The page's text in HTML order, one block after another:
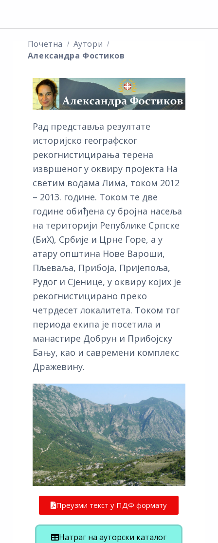
Почетна
Аутори
Александра Фостиков
Рад представља резултате
историјско географског
рекогнистицирања терена
извршеног у оквиру пројекта На
светим водама Лима, током 2012
– 2013. године. Током те две
године обиђена су бројна насеља
на територији Републике Српске
(БиХ), Србије и Црне Горе, а у
атару општина Нове Вароши,
Пљеваља, Прибоја, Пријепоља,
Рудог и Сјенице, у оквиру којих је
рекогнистицирано преко
четрдесет локалитета. Током тог
периода екипа је посетила и
манастире Добрун и Прибојску
Бању, као и савремени комплекс
Дражевину.
Преузми текст у ПДФ формату
Натраг на ауторски каталог